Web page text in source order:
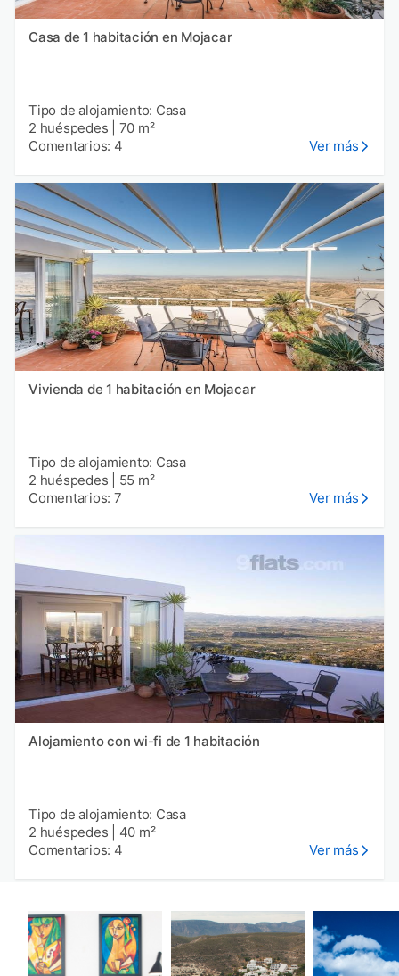
Casa de 1 habitación en Mojacar
Tipo de alojamiento: Casa
2 huéspedes
70 m²
Comentarios: 4
Ver más
Vivienda de 1 habitación en Mojacar
Tipo de alojamiento: Casa
2 huéspedes
55 m²
Comentarios: 7
Ver más
Alojamiento con wi-fi de 1 habitación
Tipo de alojamiento: Casa
2 huéspedes
40 m²
Comentarios: 4
Ver más